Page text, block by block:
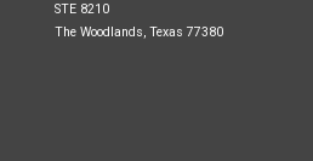
STE 8210
The Woodlands, Texas 77380